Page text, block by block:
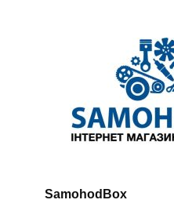
SamohodBox